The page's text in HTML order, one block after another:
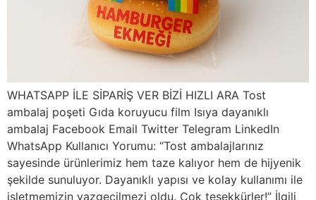
WHATSAPP İLE SİPARİŞ VER BİZİ HIZLI ARA Tost
ambalaj poşeti Gıda koruyucu film Isıya dayanıklı
ambalaj Facebook Email Twitter Telegram LinkedIn
WhatsApp Kullanıcı Yorumu: “Tost ambalajlarınız
sayesinde ürünlerimiz hem taze kalıyor hem de hijyenik
şekilde sunuluyor. Dayanıklı yapısı ve kolay kullanımı ile
işletmemizin vazgeçilmezi oldu. Çok teşekkürler!” İlgili